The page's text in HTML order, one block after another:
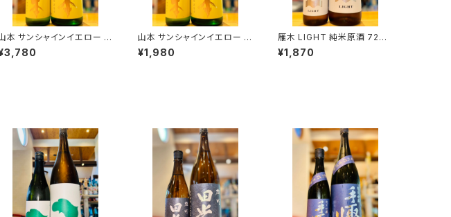
本 サンシャインイエロー 純
吟醸 1800ml１本（山本酒
・秋田県山本郡八峰町）
山本 サンシャインイエロー 純
米吟醸 720ml１本（山本酒
造・秋田県山本郡八峰町）
¥1,980
雁木 LIGHT 純米原酒 720
ml１本（八百新酒造・山口県
岩国市今津町）
¥1,870